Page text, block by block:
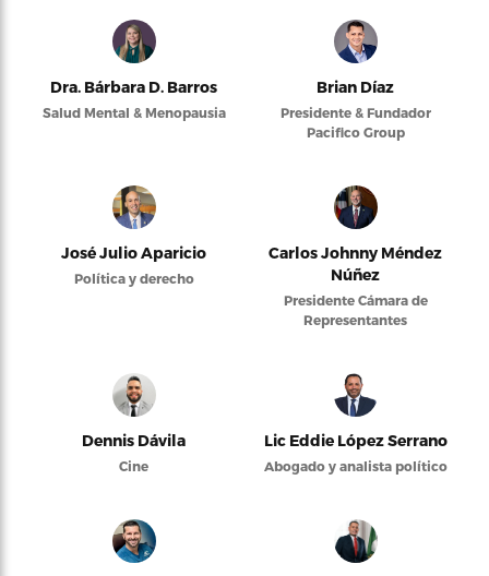
Dra. Bárbara D. Barros
Salud Mental & Menopausia
Brian Díaz
Presidente & Fundador
Pacifico Group
José Julio Aparicio
Política y derecho
Carlos Johnny Méndez
Núñez
Presidente Cámara de
Representantes
Dennis Dávila
Cine
Lic Eddie López Serrano
Abogado y analista político